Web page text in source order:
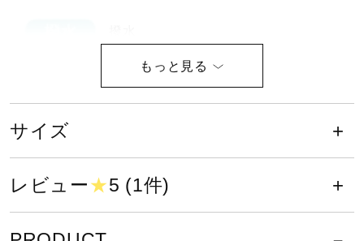
コラボ／ライセンス
その他
サイズ
レビュー★5 (1件)